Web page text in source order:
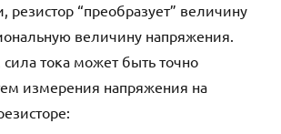
“преобразует” величину
величину напряжения.
тока может быть точно
измерения напряжения на